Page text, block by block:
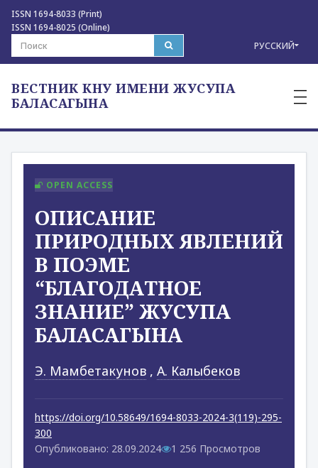
ISSN 1694-8033 (Print)
ISSN 1694-8025 (Online)
РУССКИЙ
ВЕСТНИК КНУ ИМЕНИ ЖУСУПА
БАЛАСАГЫНА
—
—
—
OPEN ACCESS
ОПИСАНИЕ
ПРИРОДНЫХ ЯВЛЕНИЙ
В ПОЭМЕ
“БЛАГОДАТНОЕ
ЗНАНИЕ” ЖУСУПА
БАЛАСАГЫНА
Э. Мамбетакунов , А. Калыбеков
https://doi.org/10.58649/1694-8033-2024-3(119)-295-
300
Опубликовано: 28.09.2024
1 256 Просмотров